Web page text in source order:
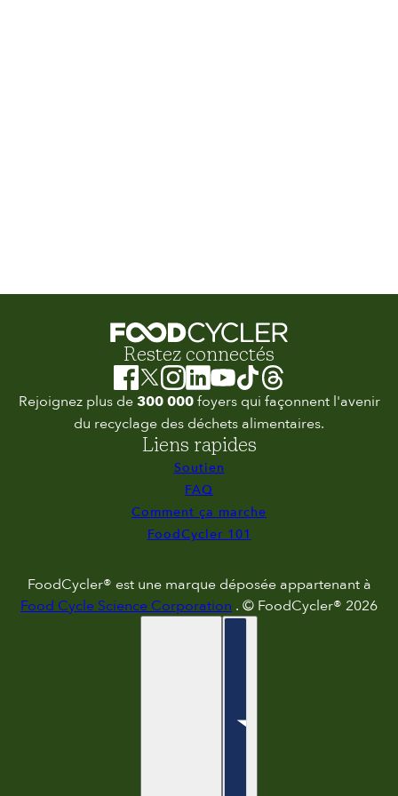
Restez connectés
Rejoignez plus de300 000foyers qui façonnent l'avenir
du recyclage des déchets alimentaires.
Liens rapides
Soutien
FAQ
Comment ça marche
FoodCycler 101
FoodCycler® est une marque déposée appartenant à
Food Cycle Science Corporation . © FoodCycler® 2026
français
Sélecteur de pays